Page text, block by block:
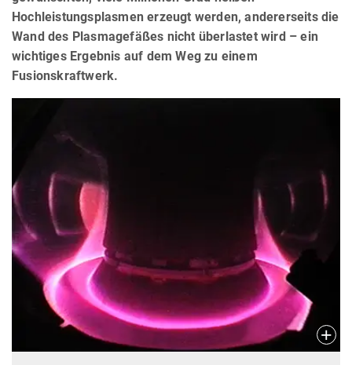
Hochleistungsplasmen erzeugt werden, andererseits die
Wand des Plasmagefäßes nicht überlastet wird – ein
wichtiges Ergebnis auf dem Weg zu einem
Fusionskraftwerk.